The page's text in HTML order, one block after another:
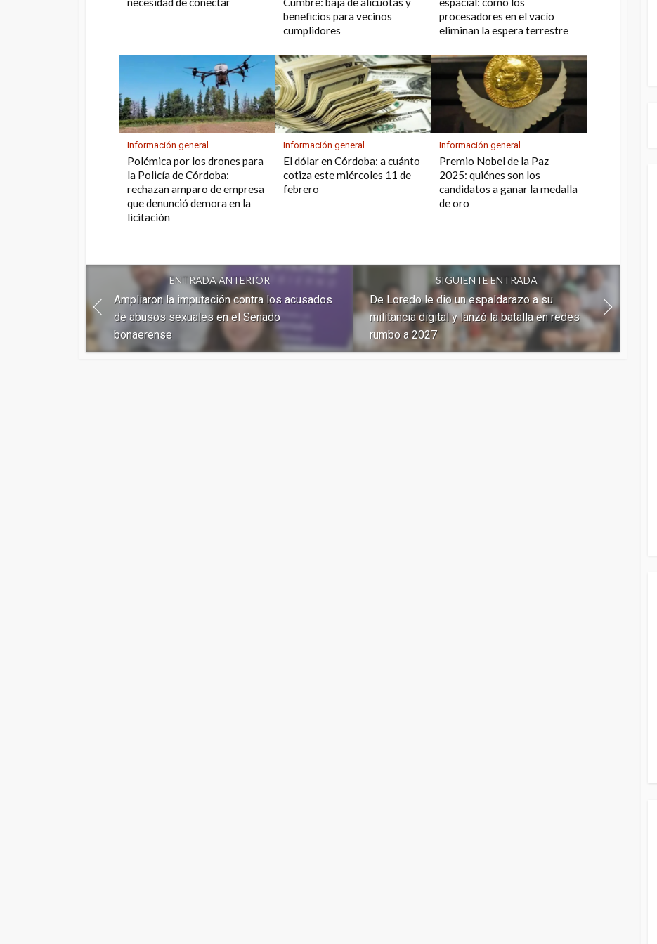
beneficios para vecinos
cumplidores
procesadores en el vacío
eliminan la espera terrestre
Información general
Polémica por los drones para
la Policía de Córdoba:
rechazan amparo de empresa
que denunció demora en la
licitación
Información general
El dólar en Córdoba: a cuánto
cotiza este miércoles 11 de
febrero
Información general
Premio Nobel de la Paz
2025: quiénes son los
candidatos a ganar la medalla
de oro
ENTRADA ANTERIOR
Ampliaron la imputación contra los acusados
de abusos sexuales en el Senado
bonaerense
SIGUIENTE ENTRADA
De Loredo le dio un espaldarazo a su
militancia digital y lanzó la batalla en redes
rumbo a 2027